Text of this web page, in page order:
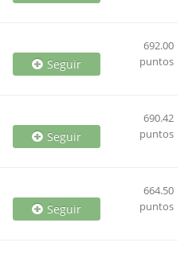
Seguir
692.00
puntos
Seguir
690.42
puntos
Seguir
664.50
puntos